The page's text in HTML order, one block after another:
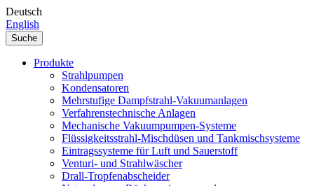
Deutsch
English
Suche
Produkte
Strahlpumpen
Kondensatoren
Mehrstufige Dampfstrahl-Vakuumanlagen
Verfahrenstechnische Anlagen
Mechanische Vakuumpumpen-Systeme
Flüssigkeitsstrahl-Mischdüsen und Tankmischsysteme
Eintragssysteme für Luft und Sauerstoff
Venturi- und Strahlwäscher
Drall-Tropfenabscheider